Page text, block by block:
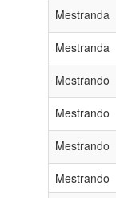
Mestranda
Mestranda
Mestrando
Mestrando
Mestrando
Mestrando